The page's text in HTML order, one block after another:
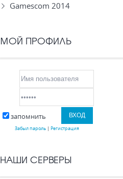
Gamescom 2014
МОЙ ПРОФИЛЬ
запомнить
Забыл пароль| Регистрация
НАШИ СЕРВЕРЫ